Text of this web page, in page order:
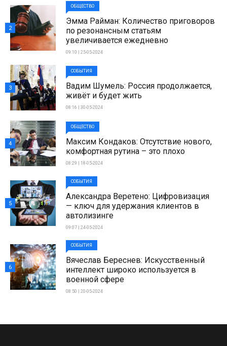
ОБЩЕСТВО
Эмма Райман: Количество приговоров
по резонансным статьям
увеличивается ежедневно
09:10 | 25-05-2024
2
СОБЫТИЯ
Вадим Шумель: Россия продолжается,
живёт и будет жить
08:16 | 30-05-2024
3
ОБЩЕСТВО
Максим Кондаков: Отсутствие нового,
комфортная рутина – это плохо
08:29 | 18-05-2024
4
СОБЫТИЯ
Александра Веретено: Цифровизация
— ключ для удержания клиентов в
автолизинге
09:07 | 24-05-2024
5
СОБЫТИЯ
Вячеслав Береснев: Искусственный
интеллект широко используется в
военной сфере
08:50 | 20-05-2024
6